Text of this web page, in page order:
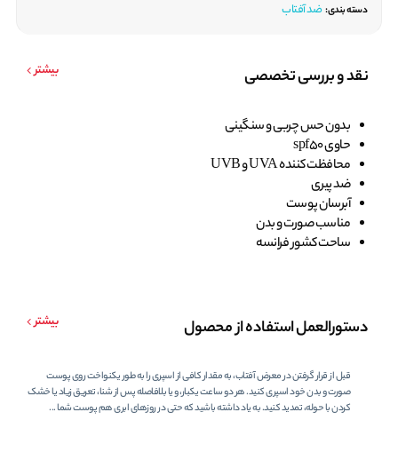
دسته بندی: ضد آفتاب
نقد و بررسی تخصصی بیشتر
بدون حس چربی و سنگینی
حاوی spf50
محافظت کننده UVA و UVB
ضد پیری
آبرسان پوست
مناسب صورت و بدن
ساحت کشور فرانسه
دستورالعمل استفاده از محصول بیشتر
قبل از قرار گرفتن در معرض آفتاب، به مقدار کافی از اسپری را به طور یکنواخت روی پوست
صورت و بدن خود اسپری کنید. هر دو ساعت یکبار، و یا بلافاصله پس از شنا، تعریق زیاد یا خشک
کردن با حوله، تمدید کنید. به یاد داشته باشید که حتی در روزهای ابری هم پوست شما ...